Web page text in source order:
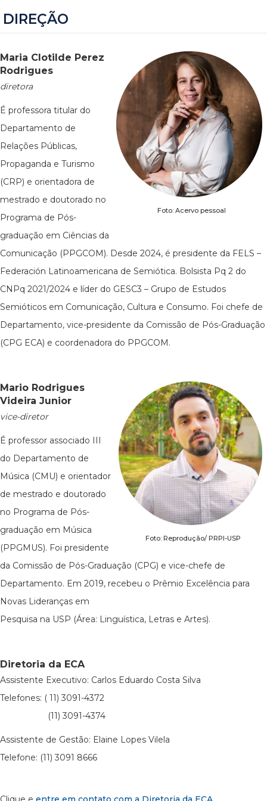
DIREÇÃO
Foto: Acervo pessoal
Maria Clotilde Perez
Rodrigues
diretora
É professora titular do
Departamento de
Relações Públicas,
Propaganda e Turismo
(CRP) e orientadora de
mestrado e doutorado no
Programa de Pós-
graduação em Ciências da
Comunicação (PPGCOM). Desde 2024, é presidente da FELS –
Federación Latinoamericana de Semiótica. Bolsista Pq 2 do
CNPq 2021/2024 e líder do GESC3 – Grupo de Estudos
Semióticos em Comunicação, Cultura e Consumo. Foi chefe de
Departamento, vice-presidente da Comissão de Pós-Graduação
(CPG ECA) e coordenadora do PPGCOM.
Foto: Reprodução/ PRPI-USP
Mario Rodrigues
Videira Junior
vice-diretor
É professor associado III
do Departamento de
Música (CMU) e orientador
de mestrado e doutorado
no Programa de Pós-
graduação em Música
(PPGMUS). Foi presidente
da Comissão de Pós-Graduação (CPG) e vice-chefe de
Departamento. Em 2019, recebeu o Prêmio Excelência para
Novas Lideranças em
Pesquisa na USP (Área: Linguística, Letras e Artes).
Diretoria da ECA
Assistente Executivo: Carlos Eduardo Costa Silva
Telefones: ( 11) 3091-4372
(11) 3091-4374
Assistente de Gestão: Elaine Lopes Vilela
Telefone: (11) 3091 8666